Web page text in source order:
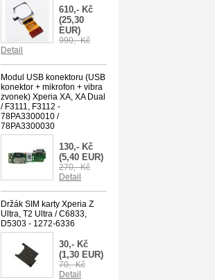
610,- Kč
(25,30
EUR)
990,- Kč
Detail
Modul USB konektoru (USB
konektor + mikrofon + vibra
zvonek) Xperia XA, XA Dual
/ F3111, F3112 -
78PA3300010 /
78PA3300030
130,- Kč
(5,40 EUR)
270,- Kč
Detail
Držák SIM karty Xperia Z
Ultra, T2 Ultra / C6833,
D5303 - 1272-6336
30,- Kč
(1,30 EUR)
70,- Kč
Detail